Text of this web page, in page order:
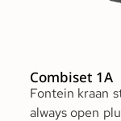
Combiset 1A
Fontein kraan
always open